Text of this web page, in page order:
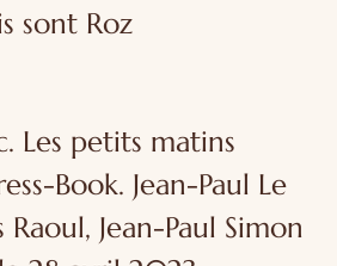
sont Roz
Les petits matins
Book. Jean-Paul Le
Jean-Paul Simon